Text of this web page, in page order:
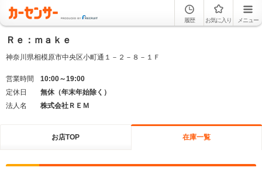
履歴 お気に入り メニュー
Ｒｅ：ｍａｋｅ
神奈川県相模原市中央区小町通１－２－８－１Ｆ
営業時間
10:00～19:00
定休日
無休（年末年始除く）
法人名
株式会社ＲＥＭ
お店TOP 在庫一覧